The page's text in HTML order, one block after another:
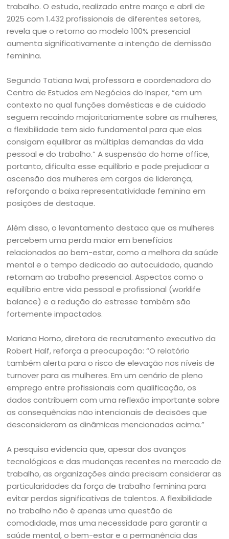
trabalho. O estudo, realizado entre março e abril de
2025 com 1.432 profissionais de diferentes setores,
revela que o retorno ao modelo 100% presencial
aumenta significativamente a intenção de demissão
feminina.
Segundo Tatiana Iwai, professora e coordenadora do
Centro de Estudos em Negócios do Insper, “em um
contexto no qual funções domésticas e de cuidado
seguem recaindo majoritariamente sobre as mulheres,
a flexibilidade tem sido fundamental para que elas
consigam equilibrar as múltiplas demandas da vida
pessoal e do trabalho.” A suspensão do home office,
portanto, dificulta esse equilíbrio e pode prejudicar a
ascensão das mulheres em cargos de liderança,
reforçando a baixa representatividade feminina em
posições de destaque.
Além disso, o levantamento destaca que as mulheres
percebem uma perda maior em benefícios
relacionados ao bem-estar, como a melhora da saúde
mental e o tempo dedicado ao autocuidado, quando
retornam ao trabalho presencial. Aspectos como o
equilíbrio entre vida pessoal e profissional (worklife
balance) e a redução do estresse também são
fortemente impactados.
Mariana Horno, diretora de recrutamento executivo da
Robert Half, reforça a preocupação: “O relatório
também alerta para o risco de elevação nos níveis de
turnover para as mulheres. Em um cenário de pleno
emprego entre profissionais com qualificação, os
dados contribuem com uma reflexão importante sobre
as consequências não intencionais de decisões que
desconsideram as dinâmicas mencionadas acima.”
A pesquisa evidencia que, apesar dos avanços
tecnológicos e das mudanças recentes no mercado de
trabalho, as organizações ainda precisam considerar as
particularidades da força de trabalho feminina para
evitar perdas significativas de talentos. A flexibilidade
no trabalho não é apenas uma questão de
comodidade, mas uma necessidade para garantir a
saúde mental, o bem-estar e a permanência das